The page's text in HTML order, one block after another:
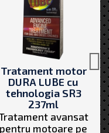
Tratament motor
DURA LUBE cu
tehnologia SR3
237ml
avansat
pentru motoare pe